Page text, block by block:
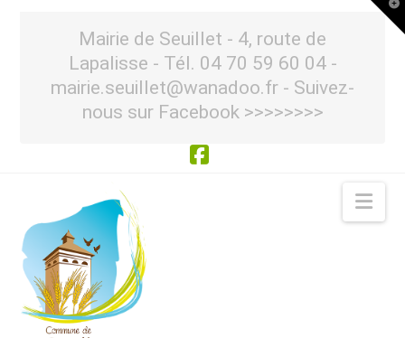
Mairie de Seuillet - 4, route de
Lapalisse - Tél. 04 70 59 60 04 -
mairie.seuillet@wanadoo.fr - Suivez-
nous sur Facebook >>>>>>>>